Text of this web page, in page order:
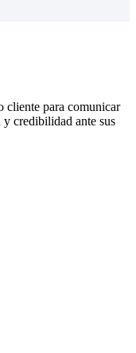
cliente para comunicar
credibilidad ante sus